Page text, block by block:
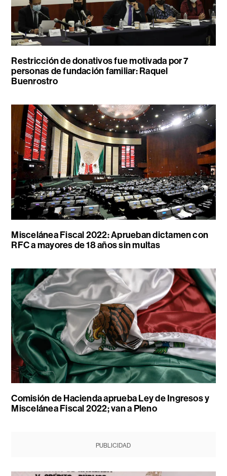
Restricción de donativos fue motivada por 7
personas de fundación familiar: Raquel
Buenrostro
Miscelánea Fiscal 2022: Aprueban dictamen con
RFC a mayores de 18 años sin multas
Comisión de Hacienda aprueba Ley de Ingresos y
Miscelánea Fiscal 2022; van a Pleno
PUBLICIDAD